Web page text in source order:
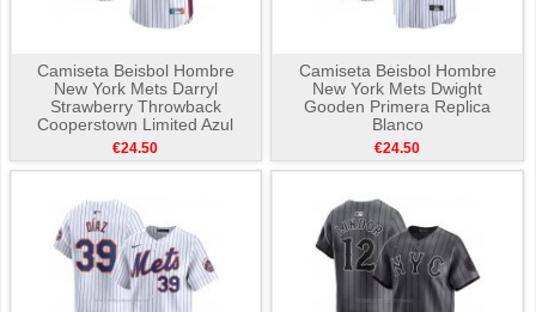
Camiseta Beisbol Hombre
New York Mets Darryl
Strawberry Throwback
Cooperstown Limited Azul
€24.50
Camiseta Beisbol Hombre
New York Mets Dwight
Gooden Primera Replica
Blanco
€24.50